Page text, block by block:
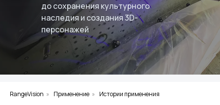
до сохранения культурного
наследия и создания 3D-
персонажей
RangeVision » Применение » Истории применения